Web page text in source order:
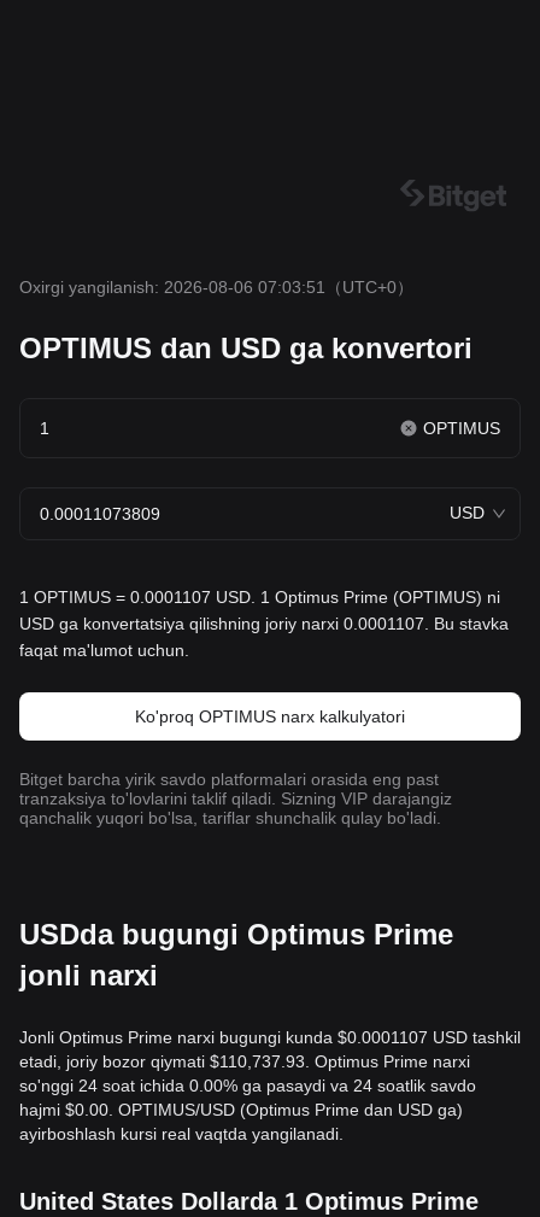
Oxirgi yangilanish: 2026-08-06 07:03:51 （UTC+0）
OPTIMUS dan USD ga konvertori
OPTIMUS
USD
1 OPTIMUS = 0.0001107 USD. 1 Optimus Prime (OPTIMUS) ni
USD ga konvertatsiya qilishning joriy narxi 0.0001107. Bu stavka
faqat ma'lumot uchun.
Ko'proq OPTIMUS narx kalkulyatori
Bitget barcha yirik savdo platformalari orasida eng past
tranzaksiya to'lovlarini taklif qiladi. Sizning VIP darajangiz
qanchalik yuqori bo'lsa, tariflar shunchalik qulay bo'ladi.
USDda bugungi Optimus Prime
jonli narxi
Jonli Optimus Prime narxi bugungi kunda $0.0001107 USD tashkil
etadi, joriy bozor qiymati $110,737.93. Optimus Prime narxi
so'nggi 24 soat ichida 0.00% ga pasaydi va 24 soatlik savdo
hajmi $0.00. OPTIMUS/USD (Optimus Prime dan USD ga)
ayirboshlash kursi real vaqtda yangilanadi.
United States Dollarda 1 Optimus Prime